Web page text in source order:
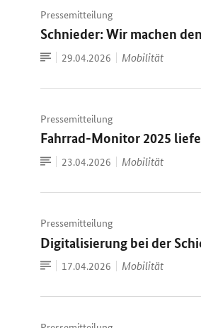
Pressemitteilung
Schnieder: Wir machen
Zum
Dokument
Datum:
29.04.2026 Mobilität
Pressemitteilung
Fahrrad-Monitor 2025
Zum
Dokument
Datum:
23.04.2026 Mobilität
Pressemitteilung
Digitalisierung bei der
Zum
Dokument
Datum:
17.04.2026 Mobilität